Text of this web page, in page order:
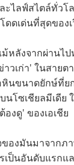
ะไลฟ์สไตล์ทั่วโ
ดเด่นที่สุดของเ
หลังจากผ่านไ
าวเก่า' ในสายต
นขนาดยักษ์ที่ย
นโซเชียลมีเดีย
งดู' ของเอเชีย
องมันมาจากภ
เป็นอันดับแรก